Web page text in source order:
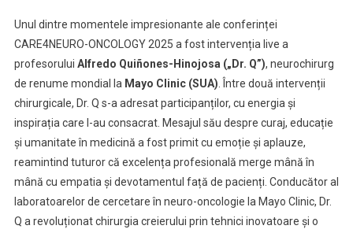
Unul dintre momentele impresionante ale conferinței
CARE4NEURO-ONCOLOGY 2025 a fost intervenția live a
profesorului Alfredo Quiñones-Hinojosa („Dr. Q”), neurochirurg
de renume mondial la Mayo Clinic (SUA) . Între două intervenții
chirurgicale, Dr. Q s-a adresat participanților, cu energia și
inspirația care l-au consacrat. Mesajul său despre curaj, educație
și umanitate în medicină a fost primit cu emoție și aplauze,
reamintind tuturor că excelența profesională merge mână în
mână cu empatia și devotamentul față de pacienți. Conducător al
laboratoarelor de cercetare în neuro-oncologie la Mayo Clinic, Dr.
Q a revoluționat chirurgia creierului prin tehnici inovatoare și o